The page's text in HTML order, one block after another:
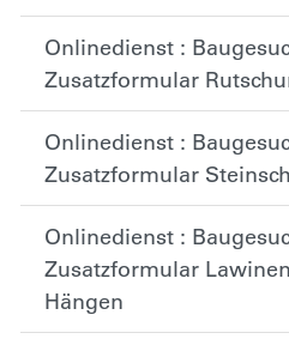
Onlinedienst :
Zusatzformular
Onlinedienst :
Zusatzformular
Onlinedienst :
Zusatzformular
Hängen